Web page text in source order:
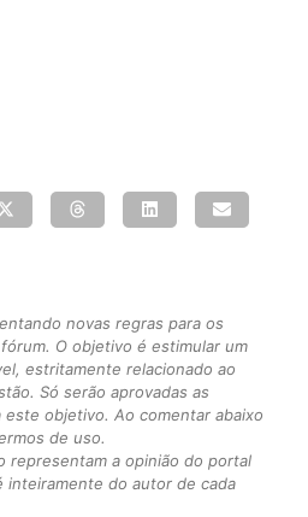
novas regras para os
O objetivo é estimular um
estritamente relacionado ao
Só serão aprovadas as
objetivo. Ao comentar abaixo
de uso.
representam a opinião do portal
inteiramente do autor de cada